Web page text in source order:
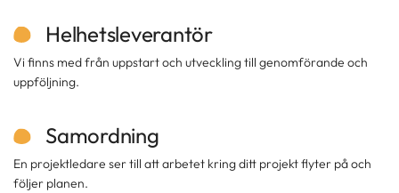
Helhetsleverantör
Vi finns med från uppstart och utveckling till genomförande och
uppföljning.
Samordning
En projektledare ser till att arbetet kring ditt projekt flyter på och
följer planen.